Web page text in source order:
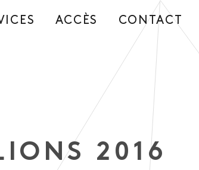
ACCÈS CONTACT
2016